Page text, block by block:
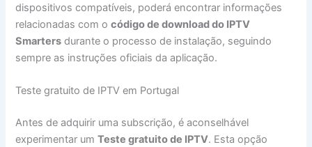
dispositivos compatíveis, poderá encontrar informações
relacionadas com ocódigo de download do IPTV
Smarters durante o processo de instalação, seguindo
sempre as instruções oficiais da aplicação.
Teste gratuito de IPTV em Portugal
Antes de adquirir uma subscrição, é aconselhável
experimentar umTeste gratuito de IPTV. Esta opção